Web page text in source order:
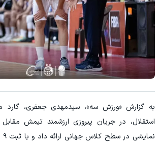
‏به گزارش «ورزش سه»، سیدمهدی جعفری، گارد
استقلال، در جریان پیروزی ارزشمند تیمش